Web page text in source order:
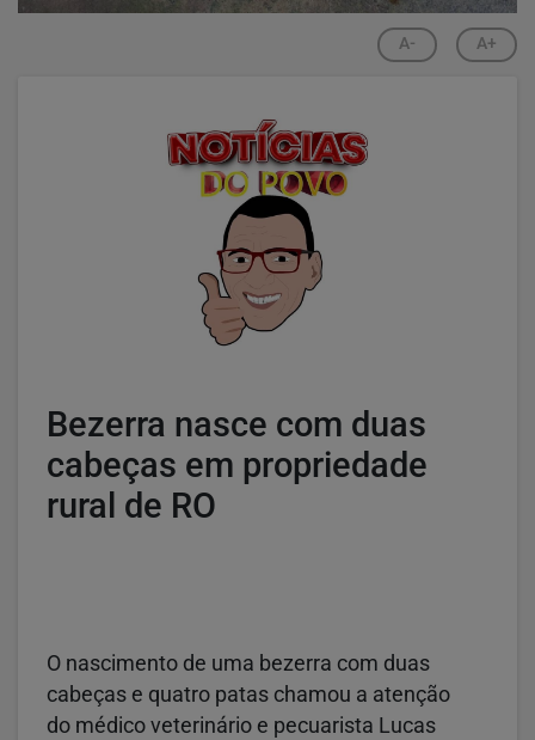
A- A+
Bezerra nasce com duas
cabeças em propriedade
rural de RO
O nascimento de uma bezerra com duas
cabeças e quatro patas chamou a atenção
do médico veterinário e pecuarista Lucas